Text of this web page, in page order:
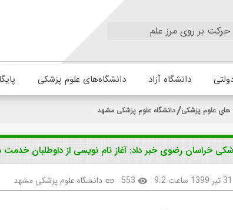
حرکت بر روی مرز علم
دانشگاه آزاد دانشگاه‌های علوم پزشکی
های علوم پزشکی دانشگاه علوم پزشکی مشهد
خراسان رضوی خبر داد: آغاز نام نویسی از داوطلبان خدمت
visibility
553
link دانشگاه علوم پزشکی مشهد